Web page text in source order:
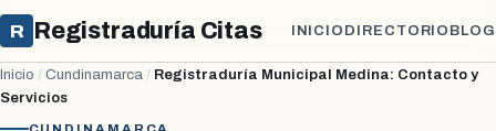
R Registraduría Citas INICIO DIRECTORIO BLOG
Inicio / Cundinamarca / Registraduría Municipal Medina: Contacto y
Servicios
CUNDINAMARCA